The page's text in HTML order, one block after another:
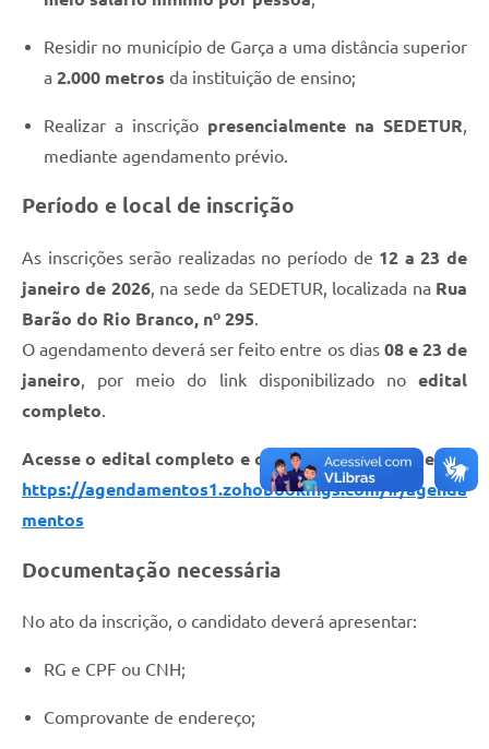
Residir no município de Garça a uma distância superior
a 2.000 metros da instituição de ensino;
Realizar a inscrição presencialmente na SEDETUR
mediante agendamento prévio.
Período e local de inscrição
As inscrições serão realizadas no período de 12 a 23 de
janeiro de 2026, na sede da SEDETUR, localizada na Rua
Barão do Rio Branco, nº 295.
O agendamento deverá ser feito entre os dias 08 e 23 de
janeiro, por meio do link disponibilizado no edital
completo.
Acesse o edital completo e o link para agendamento:
https://agendamentos1.zohobookings.com/#/agenda
mentos
Documentação necessária
No ato da inscrição, o candidato deverá apresentar:
RG e CPF ou CNH;
Comprovante de endereço;